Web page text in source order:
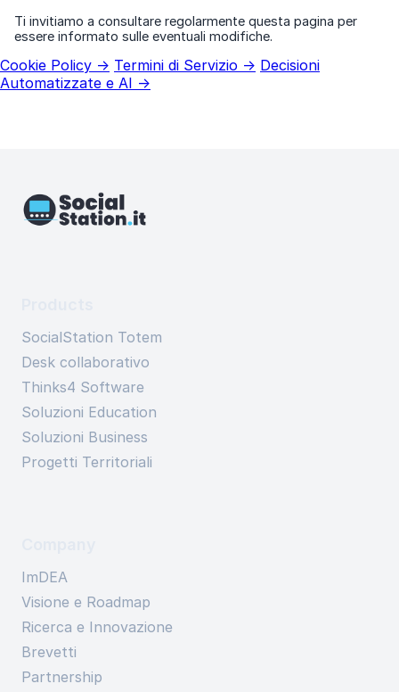
Ti invitiamo a consultare regolarmente questa pagina per
essere informato sulle eventuali modifiche.
Cookie Policy → Termini di Servizio → Decisioni
Automatizzate e AI →
SocialStation Totem
Desk collaborativo
Thinks4 Software
Soluzioni Education
Soluzioni Business
Progetti Territoriali
ImDEA
Visione e Roadmap
Ricerca e Innovazione
Brevetti
Partnership